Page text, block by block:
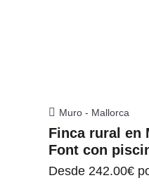
Muro - Mallorca
Finca rural en
Font con
Desde 242.00€